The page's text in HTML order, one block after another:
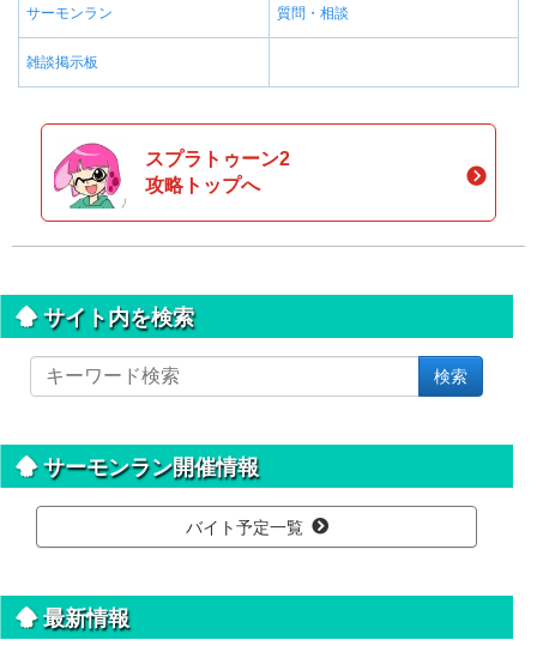
サーモンラン 質問・相談
雑談掲示板
スプラトゥーン2
攻略トップへ
サイト内を検索
イ
を
検
索
検索
サーモンラン開催情報
バイト予定一覧
最新情報